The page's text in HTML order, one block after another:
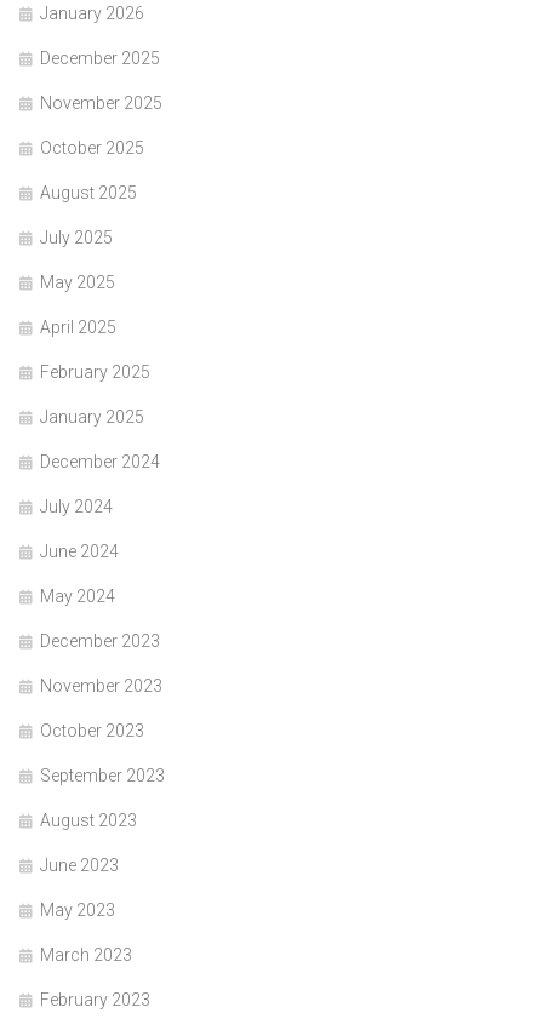
January 2026
December 2025
November 2025
October 2025
August 2025
July 2025
May 2025
April 2025
February 2025
January 2025
December 2024
July 2024
June 2024
May 2024
December 2023
November 2023
October 2023
September 2023
August 2023
June 2023
May 2023
March 2023
February 2023